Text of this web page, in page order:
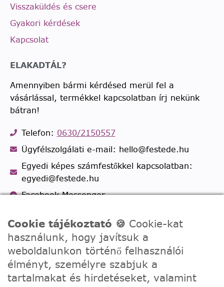
Visszaküldés és csere
Gyakori kérdések
Kapcsolat
ELAKADTÁL?
Amennyiben bármi kérdésed merül fel a
vásárlással, termékkel kapcsolatban írj nekünk
bátran!
Telefon: 0630/2150557
Ügyfélszolgálati e-mail: hello@festede.hu
Egyedi képes számfestőkkel kapcsolatban:
egyedi@festede.hu
Facebook Messenger
Cookie tájékoztató 🍪 Cookie-kat
használunk, hogy javítsuk a
weboldalunkon történő felhasználói
élményt, személyre szabjuk a
tartalmakat és hirdetéseket, valamint